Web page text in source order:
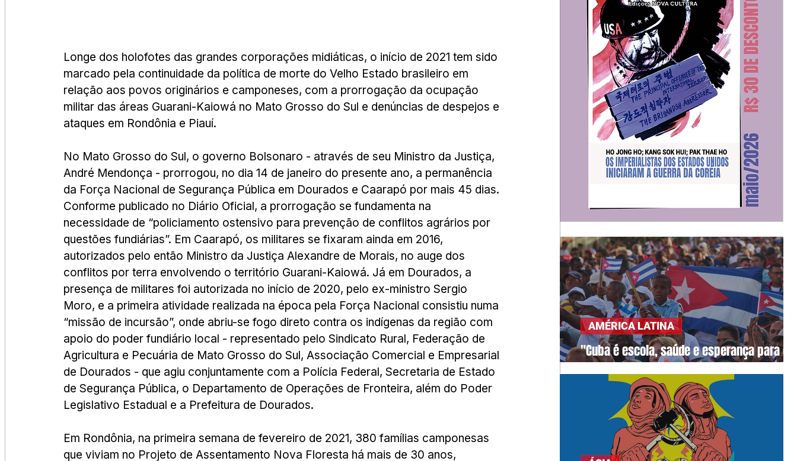
Longe dos holofotes das grandes corporações midiáticas, o início de 2021 tem sido
marcado pela continuidade da política de morte do Velho Estado brasileiro em
relação aos povos originários e camponeses, com a prorrogação da ocupação
militar das áreas Guarani-Kaiowá no Mato Grosso do Sul e denúncias de despejos e
ataques em Rondônia e Piauí.
No Mato Grosso do Sul, o governo Bolsonaro - através de seu Ministro da Justiça,
André Mendonça - prorrogou, no dia 14 de janeiro do presente ano, a permanência
da Força Nacional de Segurança Pública em Dourados e Caarapó por mais 45 dias.
Conforme publicado no Diário Oficial, a prorrogação se fundamenta na
necessidade de “policiamento ostensivo para prevenção de conflitos agrários por
questões fundiárias”. Em Caarapó, os militares se fixaram ainda em 2016,
autorizados pelo então Ministro da Justiça Alexandre de Morais, no auge dos
conflitos por terra envolvendo o território Guarani-Kaiowá. Já em Dourados, a
presença de militares foi autorizada no início de 2020, pelo ex-ministro Sergio
Moro, e a primeira atividade realizada na época pela Força Nacional consistiu numa
“missão de incursão”, onde abriu-se fogo direto contra os indígenas da região com
apoio do poder fundiário local - representado pelo Sindicato Rural, Federação de
Agricultura e Pecuária de Mato Grosso do Sul, Associação Comercial e Empresarial
de Dourados - que agiu conjuntamente com a Polícia Federal, Secretaria de Estado
de Segurança Pública, o Departamento de Operações de Fronteira, além do Poder
Legislativo Estadual e a Prefeitura de Dourados.
Em Rondônia, na primeira semana de fevereiro de 2021, 380 famílias camponesas
que viviam no Projeto de Assentamento Nova Floresta há mais de 30 anos,
"Cuba é escola, saúde e esperança para o
AMÉRICA LATINA